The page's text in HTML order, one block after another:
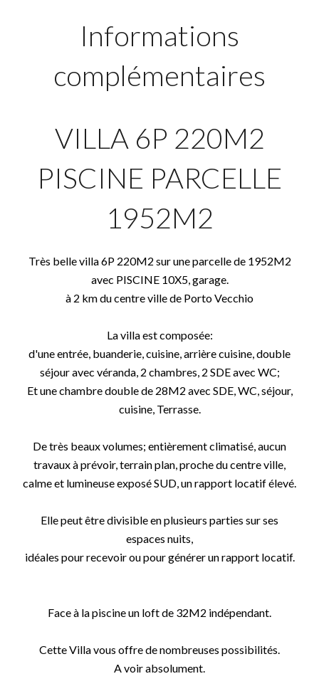
Informations
complémentaires
VILLA 6P 220M2
PISCINE PARCELLE
1952M2
Très belle villa 6P 220M2 sur une parcelle de 1952M2
avec PISCINE 10X5, garage.
à 2 km du centre ville de Porto Vecchio
La villa est composée:
d'une entrée, buanderie, cuisine, arrière cuisine, double
séjour avec véranda, 2 chambres, 2 SDE avec WC;
Et une chambre double de 28M2 avec SDE, WC, séjour,
cuisine, Terrasse.
De très beaux volumes; entièrement climatisé, aucun
travaux à prévoir, terrain plan, proche du centre ville,
calme et lumineuse exposé SUD, un rapport locatif élevé.
Elle peut être divisible en plusieurs parties sur ses
espaces nuits,
idéales pour recevoir ou pour générer un rapport locatif.
Face à la piscine un loft de 32M2 indépendant.
Cette Villa vous offre de nombreuses possibilités.
A voir absolument.